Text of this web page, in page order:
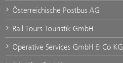
Österreichische Postbus AG
Rail Tours Touristik GmbH
Operative Services GmbH & Co KG